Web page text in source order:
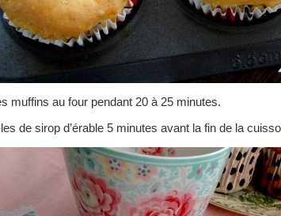
muffins au four pendant 20 à 25 minutes.
de sirop d’érable 5 minutes avant la fin de la